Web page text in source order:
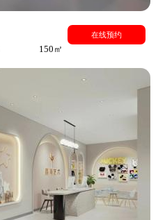
150㎡
在线预约